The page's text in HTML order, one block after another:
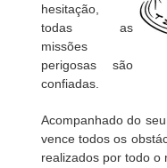
hesitação,
todas as
missões
perigosas são
confiadas.
Acompanhado do
vence todos os
realizados por todo o